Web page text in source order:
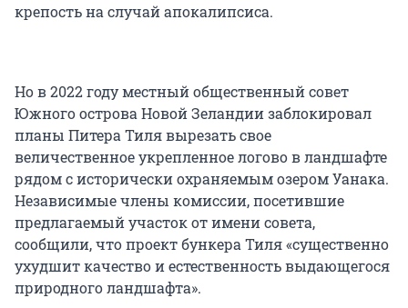
крепость на случай апокалипсиса.
Но в 2022 году местный общественный совет
Южного острова Новой Зеландии заблокировал
планы Питера Тиля вырезать свое
величественное укрепленное логово в ландшафте
рядом с исторически охраняемым озером Уанака.
Независимые члены комиссии, посетившие
предлагаемый участок от имени совета,
сообщили, что проект бункера Тиля «существенно
ухудшит качество и естественность выдающегося
природного ландшафта».